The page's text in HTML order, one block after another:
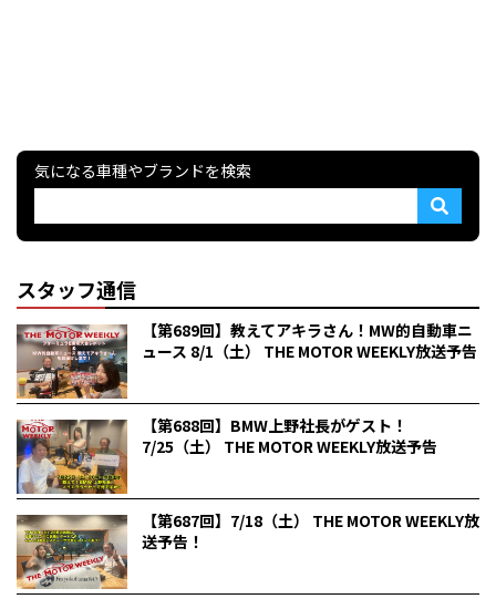
気になる車種やブランドを検索
スタッフ通信
【第689回】教えてアキラさん！MW的自動車ニ
ュース 8/1（土） THE MOTOR WEEKLY放送予告
【第688回】BMW上野社長がゲスト！
7/25（土） THE MOTOR WEEKLY放送予告
【第687回】7/18（土） THE MOTOR WEEKLY放
送予告！